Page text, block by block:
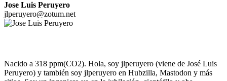
Jose Luis Peruyero
jlperuyero@zotum.net
Nacido a 318 ppm(CO2). Hola, soy jlperuyero (viene de José Luis
Peruyero) y también soy jlperuyero en Hubzilla, Mastodon y más